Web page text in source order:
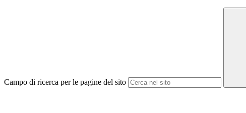
Campo di ricerca per le pagine del sito